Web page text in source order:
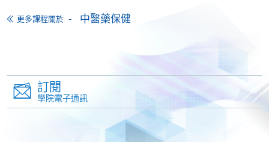
申請人可親臨學院任何一所報名中心，以現金、「易
辦事」、微信支付（WeChat Pay）或支付寶
如以劃線支票或銀行本票繳付，抬頭請註明「香港大
學專業進修學院」。支票背面請寫上課程名稱及申請
更多課程關於 中醫藥保健
訂閱
學院電子通訊